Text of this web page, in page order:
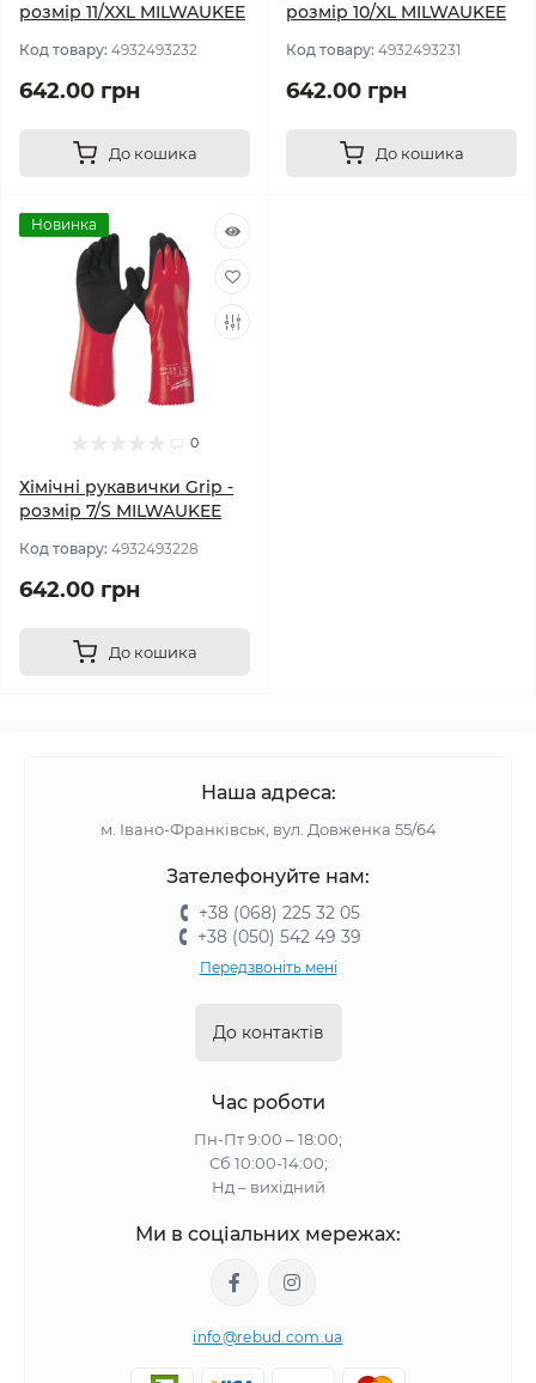
розмір 11/XXL MILWAUKEE
Код товару: 4932493232
642.00 грн
До кошика
розмір 10/XL MILWAUKEE
Код товару: 4932493231
642.00 грн
До кошика
Новинка
0
Хімічні рукавички Grip -
розмір 7/S MILWAUKEE
Код товару: 4932493228
642.00 грн
До кошика
Наша адреса:
м. Івано-Франківськ, вул. Довженка 55/64
Зателефонуйте нам:
+38 (068) 225 32 05
+38 (050) 542 49 39
Передзвоніть мені
До контактів
Час роботи
Пн-Пт 9:00 – 18:00;
Сб 10:00-14:00;
Нд – вихідний
Ми в соціальних мережах:
info@rebud.com.ua